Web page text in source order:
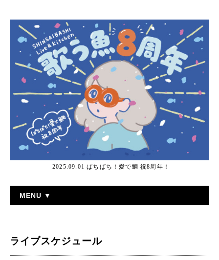
2025.09.01 ぱちぱち！愛で鯛 祝8周年！
MENU ▼
ライブスケジュール